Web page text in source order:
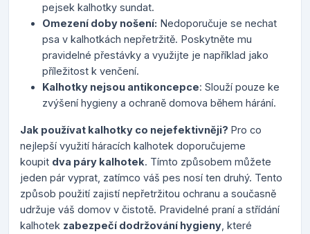
pejsek kalhotky sundat.
Omezení doby nošení: Nedoporučuje se nechat
psa v kalhotkách nepřetržitě. Poskytněte mu
pravidelné přestávky a využijte je například jako
příležitost k venčení.
Kalhotky nejsou antikoncepce: Slouží pouze ke
zvýšení hygieny a ochraně domova během hárání.
Jak používat kalhotky co nejefektivněji? Pro co
nejlepší využití háracích kalhotek doporučujeme
koupit dva páry kalhotek. Tímto způsobem můžete
jeden pár vyprat, zatímco váš pes nosí ten druhý. Tento
způsob použití zajistí nepřetržitou ochranu a současně
udržuje váš domov v čistotě. Pravidelné praní a střídání
kalhotek zabezpečí dodržování hygieny , které